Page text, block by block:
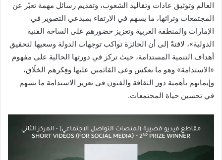
العالم وتوثيق عادات وتقاليد الشعوب، وتقديم رسائل مهمة تعبّر عن
المجتمعات وتراثها، ما يسهم في الارتقاء بمبدعي التصوير في
الإمارات والمنطقة العربية وتعزيز حضورهم على الساحة الفنية
الدولية»، لافتةً إلى أن الجائزة تواكب توجهات الدولة وسعيها لتحقيق
أهداف التنمية المستدامة، حيث تركز في دورتها الحالية على مفهوم
«الاستدامة» وهو ما يعكس وعي القائمين عليها وفِكرهم الخلّاق،
وإيمانهم بأهمية دور الثقافة والفنون في تعزيز الاستدامة ما يسهم
في تحسين حياة المجتمعات.